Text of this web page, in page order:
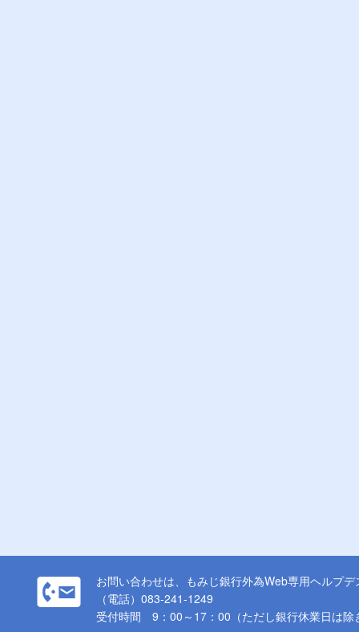
お問い合わせは、もみじ銀行外為Web専用ヘルプデ
（電話）083-241-1249
受付時間 9：00～17：00（ただし銀行休業日は除